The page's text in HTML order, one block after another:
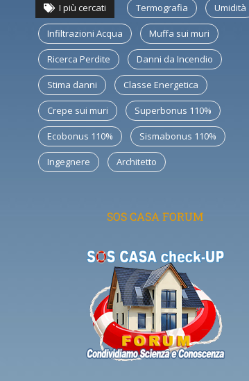
I più cercati Termografia Umidità
Infiltrazioni Acqua Muffa sui muri
Ricerca Perdite Danni da Incendio
Stima danni Classe Energetica
Crepe sui muri Superbonus 110%
Ecobonus 110% Sismabonus 110%
Ingegnere Architetto
SOS CASA FORUM